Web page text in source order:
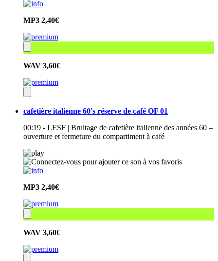
MP3 2,40€
WAV 3,60€
cafetière italienne 60's réserve de café OF 01
00:19 - LESF | Bruitage de cafetière italienne des années 60 –
ouverture et fermeture du compartiment à café
MP3 2,40€
WAV 3,60€